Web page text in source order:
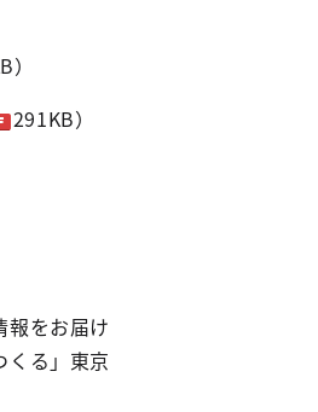
291KB）
報をお届け
くる」東京